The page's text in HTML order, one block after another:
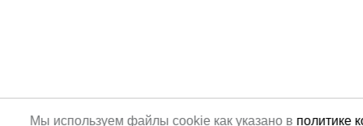
Мы используем файлы cookie как указано в политике